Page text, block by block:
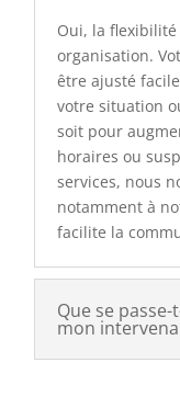
Oui, la
organisation.
être ajusté
votre situation
soit pour
horaires ou
services, nous
notamment à
facilite la
Que se passe-
mon